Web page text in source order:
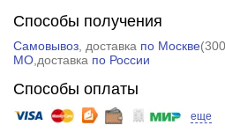
Способы получения
Самовывоз, доставка по Москве(
МО,доставка по России
Способы оплаты
еще